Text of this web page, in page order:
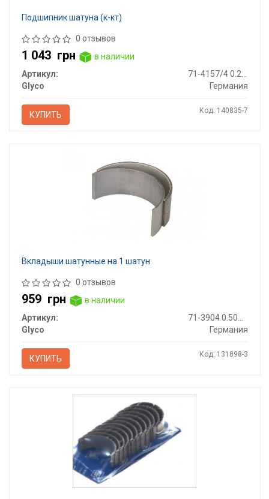
Подшипник шатуна (к-кт)
0 отзывов
1 043 грн
в наличии
Артикул:
71-4157/4 0.25MM
Glyco
Германия
КУПИТЬ Код: 140835-7
Вкладыши шатунные на 1 шатун
0 отзывов
959 грн
в наличии
Артикул:
Glyco
Германия
КУПИТЬ Код: 131898-3